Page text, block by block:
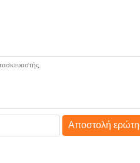
Αποστολή